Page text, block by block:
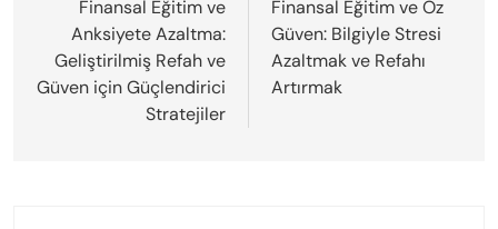
navigation
Finansal Eğitim ve
Anksiyete Azaltma:
Geliştirilmiş Refah ve
Güven için Güçlendirici
Stratejiler
Finansal Eğitim ve Öz
Güven: Bilgiyle Stresi
Azaltmak ve Refahı
Artırmak